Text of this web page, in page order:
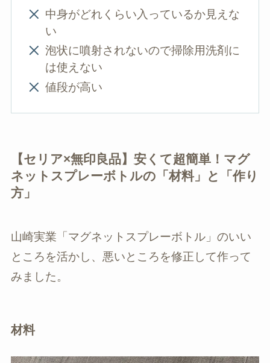
中身がどれくらい入っているか見えな
い
泡状に噴射されないので掃除用洗剤に
は使えない
値段が高い
【セリア×無印良品】安くて超簡単！マグ
ネットスプレーボトルの「材料」と「作り
方」
山崎実業「マグネットスプレーボトル」のいい
ところを活かし、悪いところを修正して作って
みました。
材料